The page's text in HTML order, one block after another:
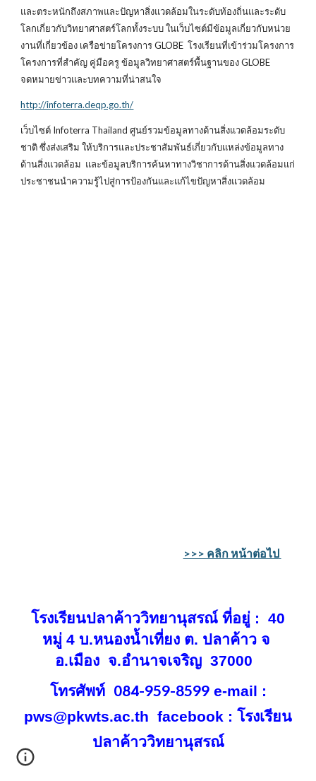
และตระหนักถึงสภาพและปัญหาสิ่งแวดล้อมในระดับท้องถิ่นและระดับ
โลกเกี่ยวกับวิทยาศาสตร์โลกทั้งระบบ ในเว็บไซต์มีข้อมูลเกี่ยวกับหน่วย
งานที่เกี่ยวข้อง เครือข่ายโครงการ GLOBE โรงเรียนที่เข้าร่วมโครงการ
โครงการที่สำคัญ คู่มือครู ข้อมูลวิทยาศาสตร์พื้นฐานของ GLOBE
จดหมายข่าวและบทความที่น่าสนใจ
http://infoterra.deqp.go.th/
เว็บไซต์ Infoterra Thailand ศูนย์รวมข้อมูลทางด้านสิ่งแวดล้อมระดับ
ชาติ ซึ่งส่งเสริม ให้บริการและประชาสัมพันธ์เกี่ยวกับแหล่งข้อมูลทาง
ด้านสิ่งแวดล้อม และข้อมูลบริการค้นหาทางวิชาการด้านสิ่งแวดล้อมแก่
ประชาชนนำความรู้ไปสู่การป้องกันและแก้ไขปัญหาสิ่งแวดล้อม
>>> คลิก หน้าต่อไป
โรงเรียนปลาค้าววิทยานุสรณ์ ที่อยู่ : 40
หมู่ 4 บ.หนองน้ำเที่ยง ต. ปลาค้าว จ
อ.เมือง จ.อำนาจเจริญ 37000
โทรศัพท์ 084-959-8599e-mail :
pws@pkwts.ac.th facebook : โรงเรียน
ปลาค้าววิทยานุสรณ์